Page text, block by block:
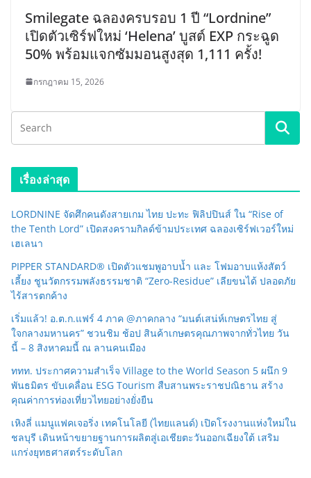
Smilegate ฉลองครบรอบ 1 ปี “Lordnine”
เปิดตัวเซิร์ฟใหม่ ‘Helena’ บูสต์ EXP กระฉูด
50% พร้อมแจกซัมมอนสูงสุด 1,111 ครั้ง!
กรกฎาคม 15, 2026
เรื่องล่าสุด
LORDNINE จัดศึกคนดังสายเกม ไทย ปะทะ ฟิลิปปินส์ ใน “Rise of
the Tenth Lord” เปิดสงครามกิลด์ข้ามประเทศ ฉลองเซิร์ฟเวอร์ใหม่
เฮเลนา
PIPPER STANDARD® เปิดตัวแชมพูอาบน้ำ และ โฟมอาบแห้งสัตว์
เลี้ยง ชูนวัตกรรมพลังธรรมชาติ “Zero-Residue” เลียขนได้ ปลอดภัย
ไร้สารตกค้าง
เริ่มแล้ว! อ.ต.ก.แฟร์ 4 ภาค @ภาคกลาง “มนต์เสน่ห์เกษตรไทย สู่
ใจกลางมหานคร” ชวนชิม ช้อป สินค้าเกษตรคุณภาพจากทั่วไทย วัน
นี้ – 8 สิงหาคมนี้ ณ ลานคนเมือง
ททท. ประกาศความสำเร็จ Village to the World Season 5 ผนึก 9
พันธมิตร ขับเคลื่อน ESG Tourism สืบสานพระราชปณิธาน สร้าง
คุณค่าการท่องเที่ยวไทยอย่างยั่งยืน
เหิงลี่ แมนูแฟคเจอริ่ง เทคโนโลยี (ไทยแลนด์) เปิดโรงงานแห่งใหม่ใน
ชลบุรี เดินหน้าขยายฐานการผลิตสู่เอเชียตะวันออกเฉียงใต้ เสริม
แกร่งยุทธศาสตร์ระดับโลก